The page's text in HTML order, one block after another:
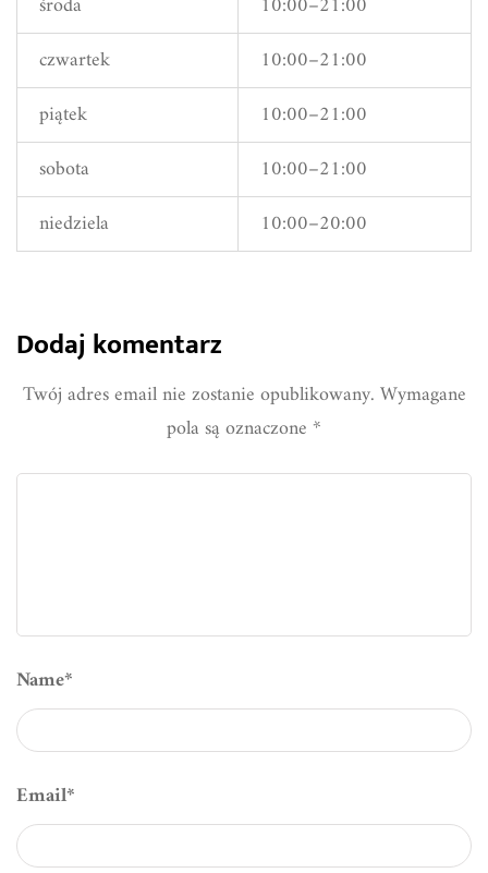
czwartek
10:00–21:00
piątek
10:00–21:00
sobota
10:00–21:00
niedziela
10:00–20:00
Dodaj komentarz
Twój adres email nie zostanie opublikowany.Wymagane
pola są oznaczone*
Name*
Email*